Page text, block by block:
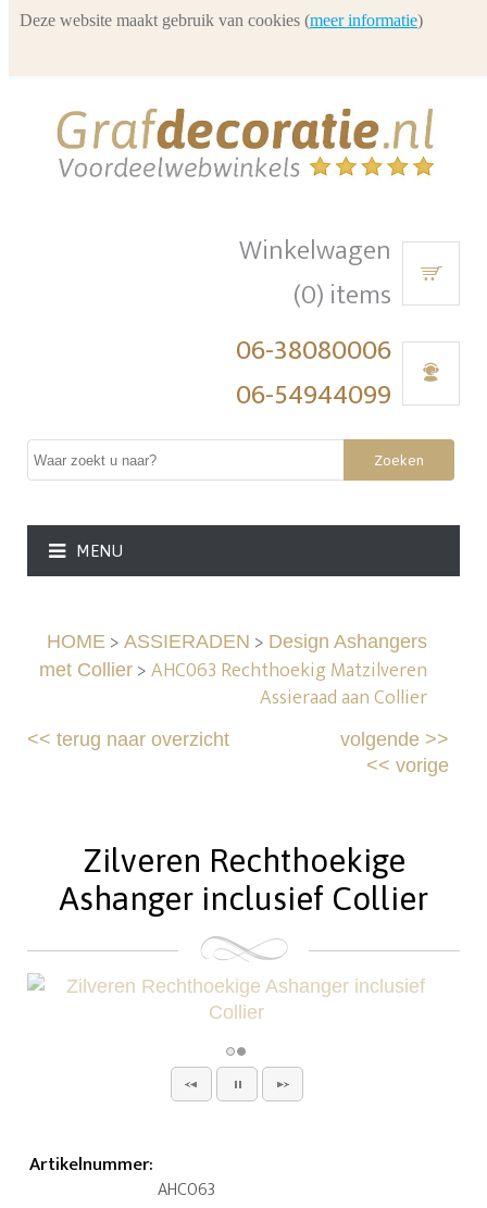
Winkelwagen
(0) items
06-38080006
06-54944099
Zoeken
MENU
HOME> ASSIERADEN > Design Ashangers
met Collier>AHC063 Rechthoekig Matzilveren
Assieraad aan Collier
<<terug naar overzicht volgende>>
<< vorige
Zilveren Rechthoekige
Ashanger inclusief Collier
Artikelnummer:
AHC063
Deze website maakt gebruik van cookies (meer informatie)